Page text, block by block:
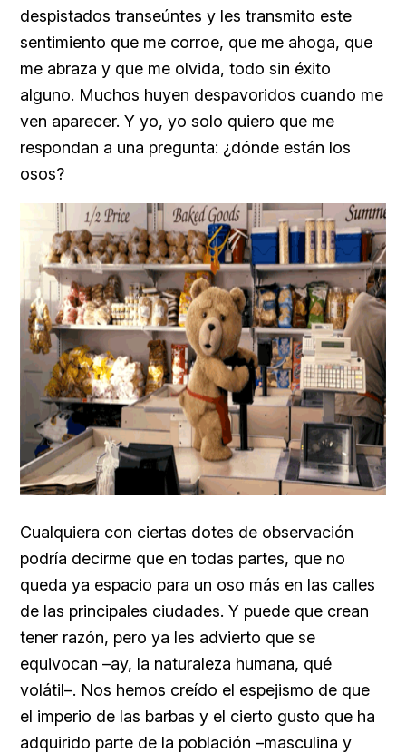
despistados transeúntes y les transmito este
sentimiento que me corroe, que me ahoga, que
me abraza y que me olvida, todo sin éxito
alguno. Muchos huyen despavoridos cuando me
ven aparecer. Y yo, yo solo quiero que me
respondan a una pregunta: ¿dónde están los
osos?
Cualquiera con ciertas dotes de observación
podría decirme que en todas partes, que no
queda ya espacio para un oso más en las calles
de las principales ciudades. Y puede que crean
tener razón, pero ya les advierto que se
equivocan –ay, la naturaleza humana, qué
volátil–. Nos hemos creído el espejismo de que
el imperio de las barbas y el cierto gusto que ha
adquirido parte de la población –masculina y